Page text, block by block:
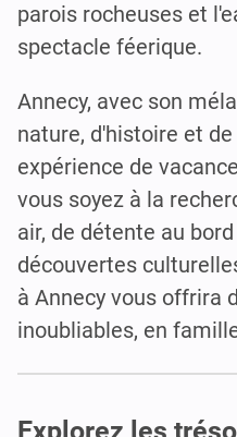
parois rocheuses et
spectacle féerique.
Annecy, avec son
nature, d'histoire et
expérience de
vous soyez à la
air, de détente au
découvertes
à Annecy vous offrira
inoubliables, en